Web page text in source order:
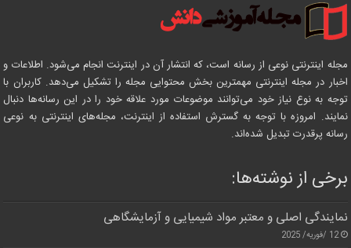
مجله اینترنتی نوعی از رسانه است، که انتشار آن در اینترنت انجام می‌شود. اطلاعات و
اخبار در مجله اینترنتی مهمترین بخش محتوایی مجله را تشکیل می‌دهد. کاربران با
توجه به نوع نیاز خود می‌توانند موضوعات مورد علاقه خود را در این رسانه‌ها دنبال
نمایند. امروزه با توجه به گسترش استفاده از اینترنت، مجله‌های اینترنتی به نوعی
رسانه پرقدرت تبدیل شده‌اند.
برخی از نوشته‌ها:
نمایندگی اصلی و معتبر مواد شیمیایی و آزمایشگاهی
12 /فوریه/ 2025